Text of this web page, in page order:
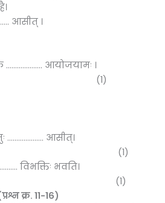
आसीत् ।
आयोजयामः ।
……………….. आसीत्।
विभक्तिः भवति।
क्र.11-16)